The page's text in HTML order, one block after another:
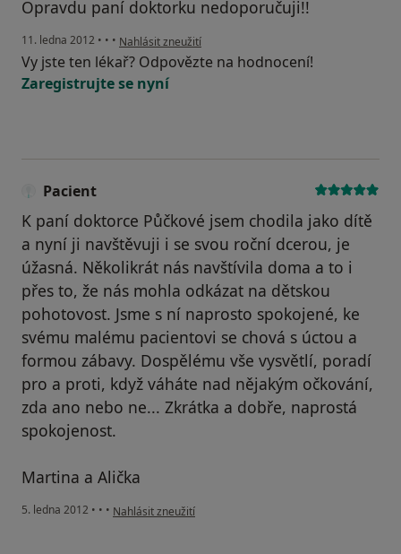
Opravdu paní doktorku nedoporučuji!!
11. ledna 2012 • • • podle názoru uživatele Váš účet byl odstraněn
Nahlásit zneužití
Vy jste ten lékař? Odpovězte na hodnocení!
Zaregistrujte se nyní
Pacient
K paní doktorce Půčkové jsem chodila jako dítě
a nyní ji navštěvuji i se svou roční dcerou, je
úžasná. Několikrát nás navštívila doma a to i
přes to, že nás mohla odkázat na dětskou
pohotovost. Jsme s ní naprosto spokojené, ke
svému malému pacientovi se chová s úctou a
formou zábavy. Dospělému vše vysvětlí, poradí
pro a proti, když váháte nad nějakým očkování,
zda ano nebo ne... Zkrátka a dobře, naprostá
spokojenost.
Martina a Alička
5. ledna 2012 • • • podle názoru uživatele Pacient
Nahlásit zneužití